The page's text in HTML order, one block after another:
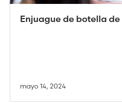
Enjuague de botella de
mayo 14, 2024